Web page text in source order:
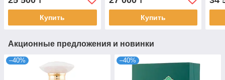
Купить Купить
Акционные предложения и новинки
–40% –40%